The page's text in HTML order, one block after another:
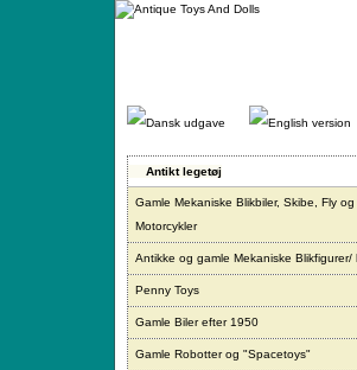
Gå
Antikt legetøj
Gamle Mekaniske Blikbiler, Skibe, Fly og
Motorcykler
Antikke og gamle Mekaniske Blikfigurer/
Penny Toys
Gamle Biler efter 1950
Gamle Robotter og "Spacetoys"